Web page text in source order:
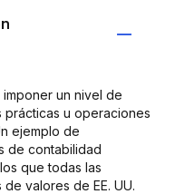
un nivel de
prácticas u operaciones
ejemplo de
de contabilidad
que todas las
valores de EE. UU.